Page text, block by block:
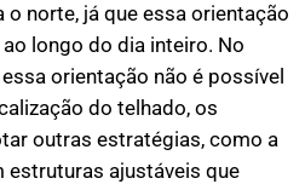
norte, já que essa orientação
longo do dia inteiro. No
orientação não é possível
do telhado, os
outras estratégias, como a
estruturas ajustáveis que